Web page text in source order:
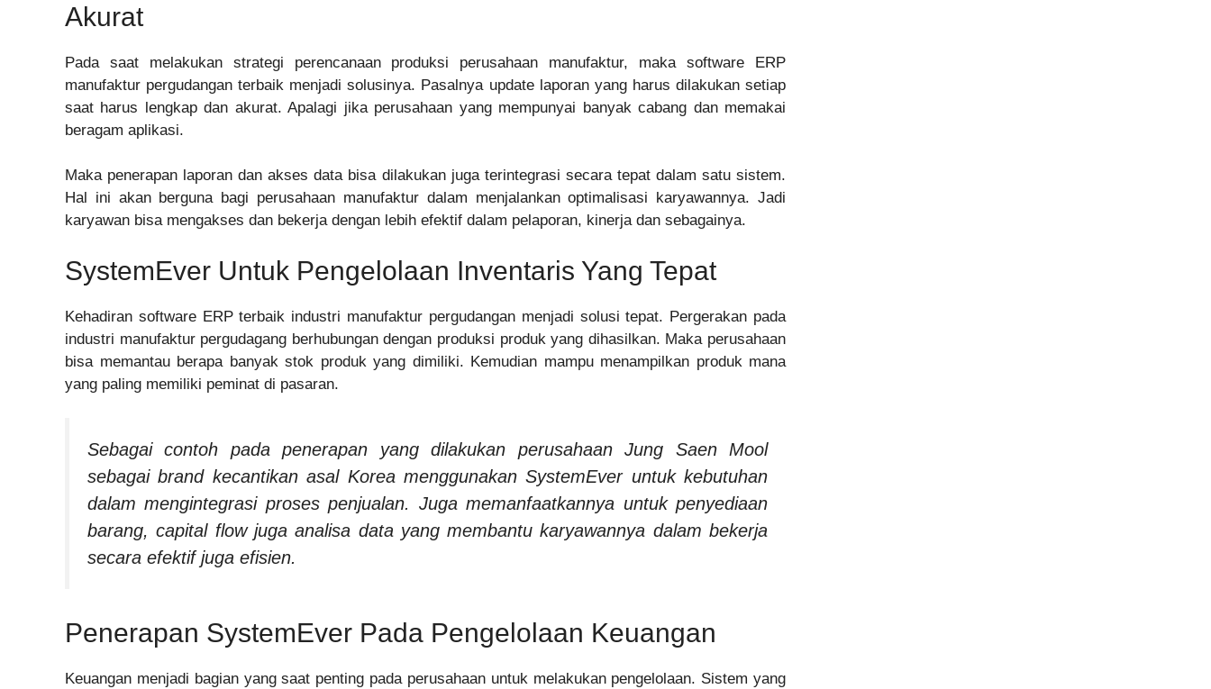
Akurat
Pada saat melakukan strategi perencanaan produksi perusahaan manufaktur, maka software ERP
manufaktur pergudangan terbaik menjadi solusinya. Pasalnya update laporan yang harus dilakukan setiap
saat harus lengkap dan akurat. Apalagi jika perusahaan yang mempunyai banyak cabang dan memakai
beragam aplikasi.
Maka penerapan laporan dan akses data bisa dilakukan juga terintegrasi secara tepat dalam satu sistem.
Hal ini akan berguna bagi perusahaan manufaktur dalam menjalankan optimalisasi karyawannya. Jadi
karyawan bisa mengakses dan bekerja dengan lebih efektif dalam pelaporan, kinerja dan sebagainya.
SystemEver Untuk Pengelolaan Inventaris Yang Tepat
Kehadiran software ERP terbaik industri manufaktur pergudangan menjadi solusi tepat. Pergerakan pada
industri manufaktur pergudagang berhubungan dengan produksi produk yang dihasilkan. Maka perusahaan
bisa memantau berapa banyak stok produk yang dimiliki. Kemudian mampu menampilkan produk mana
yang paling memiliki peminat di pasaran.
Sebagai contoh pada penerapan yang dilakukan perusahaan Jung Saen Mool
sebagai brand kecantikan asal Korea menggunakan SystemEver untuk kebutuhan
dalam mengintegrasi proses penjualan. Juga memanfaatkannya untuk penyediaan
barang, capital flow juga analisa data yang membantu karyawannya dalam bekerja
secara efektif juga efisien.
Penerapan SystemEver Pada Pengelolaan Keuangan
Keuangan menjadi bagian yang saat penting pada perusahaan untuk melakukan pengelolaan. Sistem yang